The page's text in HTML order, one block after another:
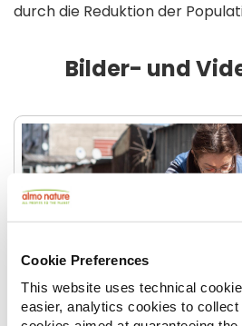
Cookie Preferences
This website uses technical
easier, analytics cookies to collect
durch die Reduktion der
Bilder- und